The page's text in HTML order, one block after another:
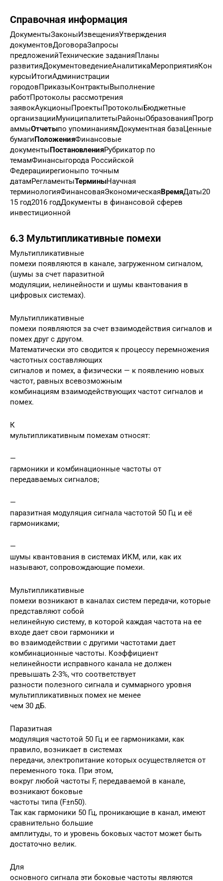
Справочная информация
ДокументыЗаконыИзвещенияУтверждения
документовДоговораЗапросы
предложенийТехнические заданияПланы
развитияДокументоведениеАналитикаМероприятияКон
курсыИтогиАдминистрации
городовПриказыКонтрактыВыполнение
работПротоколы рассмотрения
заявокАукционыПроектыПротоколыБюджетные
организацииМуниципалитетыРайоныОбразованияПрогр
аммыОтчетыпо упоминаниямДокументная базаЦенные
бумагиПоложенияФинансовые
документыПостановленияРубрикатор по
темамФинансыгорода Российской
Федерациирегионыпо точным
датамРегламентыТерминыНаучная
терминологияФинансоваяЭкономическаяВремяДаты20
15 год2016 годДокументы в финансовой сферев
инвестиционной
6.3 Мультипликативные помехи
Мультипликативные
помехи появляются в канале, загруженном сигналом,
(шумы за счет паразитной
модуляции, нелинейности и шумы квантования в
цифровых системах).
Мультипликативные
помехи появляются за счет взаимодействия сигналов и
помех друг с другом.
Математически это сводится к процессу перемножения
частотных составляющих
сигналов и помех, а физически — к появлению новых
частот, равных всевозможным
комбинациям взаимодействующих частот сигналов и
помех.
К
мультипликативным помехам относят:
—
гармоники и комбинационные частоты от
передаваемых сигналов;
—
паразитная модуляция сигнала частотой 50 Гц и её
гармониками;
—
шумы квантования в системах ИКМ, или, как их
называют, сопровождающие помехи.
Мультипликативные
помехи возникают в каналах систем передачи, которые
представляют собой
нелинейную систему, в которой каждая частота на ее
входе дает свои гармоники и
во взаимодействии с другими частотами дает
комбинационные частоты. Коэффициент
нелинейности исправного канала не должен
превышать 2-3%, что соответствует
разности полезного сигнала и суммарного уровня
мультипликативных помех не менее
чем 30 дБ.
Паразитная
модуляция частотой 50 Гц и ее гармониками, как
правило, возникает в системах
передачи, электропитание которых осуществляется от
переменного тока. При этом,
вокруг любой частоты F, передаваемой в канале,
возникают боковые
частоты типа (F±n50).
Так как гармоники 50 Гц, проникающие в канал, имеют
сравнительно большие
амплитуды, то и уровень боковых частот может быть
достаточно велик.
Для
основного сигнала эти боковые частоты являются